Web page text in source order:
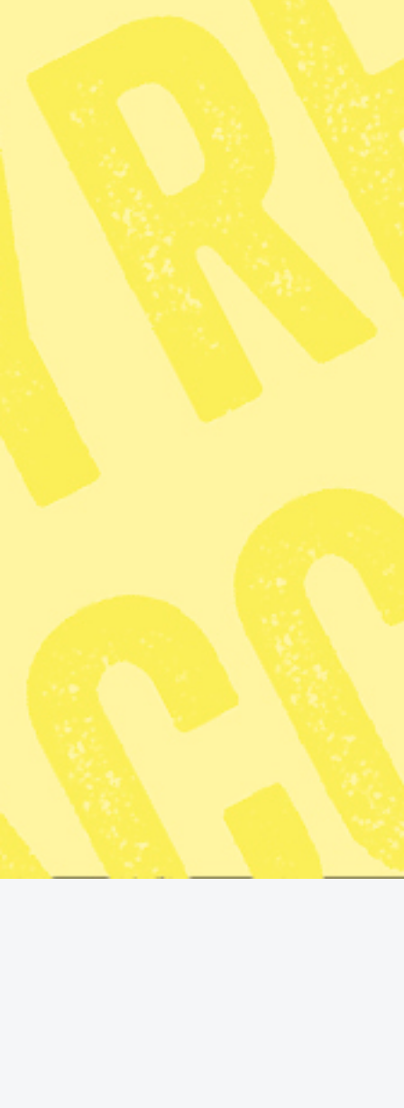
Madeleine Johansson
De senaste veckorna har det rapporterats om hur Syriens
armé gått till attack mot kurdiska styrkor i nordöstra
Syrien. Iförra veckan uppgav
Syriska demokratiska
styrkorna (SDF) att man förlorat kontrollen över
fängelset Shaddadi i nordöstra Syrien, varifrån omkring
200 IS-fångar ska ha flytt. Därefter meddelade SDF att
man även dragit sig tillbaka från al Hol-lägret, där
tusentals familjemedlemmar och civila med koppling till
IS hålls fångna och där även flera svenska medborgare
sitter.
Sedan dess har de stridande sidorna lyckats få till en
tillfällig vapenvila, men enligtAl-jazeera
båda sidorna varandra för att ha brutit mot den.
Situationen i Syrien har uppmärksammats av flera
grupper i Sverige. I förra veckan hölls flera
demonstrationer på flera håll i Sverige, arrangerade av
bland annat Kurdiska demokratiska samhällscentret-
Sverige (NCDK) och Kurdiska kvinnorådet
Amara. Ikväll demonstreras det igen i flera stora städer.
Uppmärksammad aktion
En grupp som fått stor uppmärksamhet i media är
Rojavakommittéerna. Detta då de genomfört aktioner
utanför ministrarna Johan Forssells och Benjamin
Dousas privata hem. Samtidigt greps en 42-årig man av
Säpo, misstänkt för olaga hot mot de två statsråden.
Senare häktades mannen på samma brottsmisstanke.
EnligtExpressen bekräftar inte Säpo att de misstänkta
brotten ska ha koppling till aktionerna, men enligt
tidningen så ska mannen vara aktiv i
Rojavakommittéerna.